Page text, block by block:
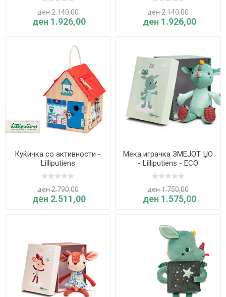
ден 2.140,00
ден 1.926,00
ден 2.140,00
ден 1.926,00
Куќичка со активности -
Lilliputiens
ден 2.790,00
ден 2.511,00
Мека играчка ЗМЕЈОТ ЏО
- Lilliputiens - ECO
ден 1.750,00
ден 1.575,00